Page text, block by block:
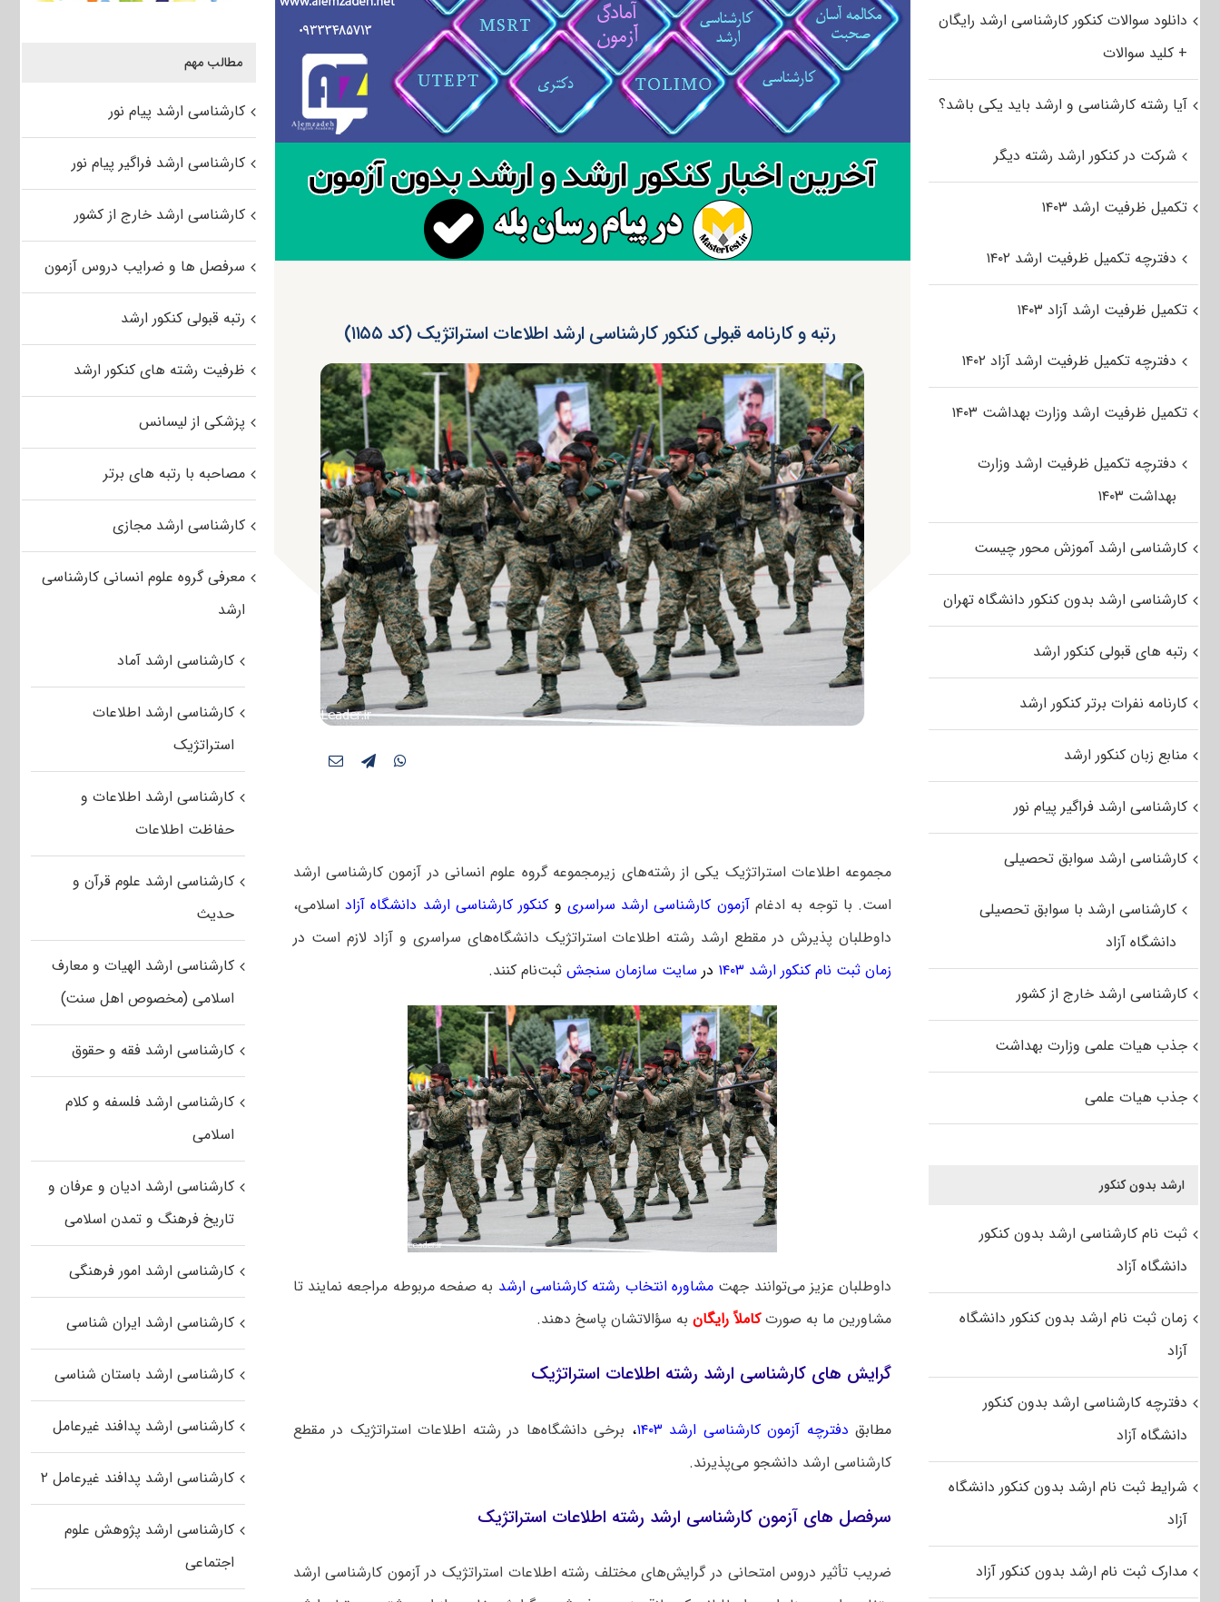
رتبه و کارنامه قبولی کنکور کارشناسی ارشد اطلاعات استراتژیک (کد ۱۱۵۵)
مجموعه اطلاعات استراتژیک یکی از رشته‌های زیرمجموعه گروه علوم انسانی در آزمون کارشناسی ارشد
است. با توجه به ادغامآزمون کارشناسی ارشد سراسری و کنکور کارشناسی ارشد دانشگاه آزاد اسلامی،
داوطلبان پذیرش در مقطع ارشد رشته اطلاعات استراتژیک دانشگاه‌های سراسری و آزاد لازم است در
زمان ثبت نام کنکور ارشد ۱۴۰۳
در سایت سازمان سنجشثبت‌نام کنند.
داوطلبان عزیز می‌توانند جهت مشاوره انتخاب رشته کارشناسی ارشد به صفحه مربوطه مراجعه نمایند تا
مشاورین ما به صورتکاملاً رایگانبه سؤالاتشان پاسخ دهند.
گرایش‌ های کارشناسی ارشد رشته اطلاعات استراتژیک
مطابق دفترچه آزمون کارشناسی ارشد ۱۴۰۳ ، برخی دانشگاه‌ها در رشته اطلاعات استراتژیک در مقطع
کارشناسی ارشد دانشجو می‌پذیرند.
سرفصل های آزمون کارشناسی ارشد رشته اطلاعات استراتژیک
ضریب تأثیر دروس امتحانی در گرایش‌های مختلف رشته اطلاعات استراتژیک در آزمون کارشناسی ارشد
مطالب مهم
کارشناسی ارشد پیام نور
کارشناسی ارشد فراگیر پیام نور
کارشناسی ارشد خارج از کشور
سرفصل ها و ضرایب دروس آزمون
رتبه قبولی کنکور ارشد
ظرفیت رشته های کنکور ارشد
پزشکی از لیسانس
مصاحبه با رتبه های برتر
کارشناسی ارشد مجازی
معرفی گروه علوم انسانی کارشناسی
ارشد
کارشناسی ارشد آماد
کارشناسی ارشد اطلاعات
استراتژیک
کارشناسی ارشد اطلاعات و
حفاظت اطلاعات
کارشناسی ارشد علوم قرآن و
حدیث
کارشناسی ارشد الهیات و معارف
اسلامی (مخصوص اهل سنت)
کارشناسی ارشد فقه و حقوق
کارشناسی ارشد فلسفه و کلام
اسلامی
کارشناسی ارشد ادیان و عرفان و
تاریخ فرهنگ و تمدن اسلامی
کارشناسی ارشد امور فرهنگی
کارشناسی ارشد ایران شناسی
کارشناسی ارشد باستان شناسی
کارشناسی ارشد پدافند غیرعامل
کارشناسی ارشد پدافند غیرعامل ۲
کارشناسی ارشد پژوهش علوم
اجتماعی
دانلود سوالات کنکور کارشناسی ارشد رایگان
+ کلید سوالات
آیا رشته کارشناسی و ارشد باید یکی باشد؟
شرکت در کنکور ارشد رشته دیگر
تکمیل ظرفیت ارشد ۱۴۰۳
دفترچه تکمیل ظرفیت ارشد ۱۴۰۲
تکمیل ظرفیت ارشد آزاد ۱۴۰۳
دفترچه تکمیل ظرفیت ارشد آزاد ۱۴۰۲
تکمیل ظرفیت ارشد وزارت بهداشت ۱۴۰۳
دفترچه تکمیل ظرفیت ارشد وزارت
بهداشت ۱۴۰۳
کارشناسی ارشد آموزش محور چیست
کارشناسی ارشد بدون کنکور دانشگاه تهران
رتبه های قبولی کنکور ارشد
کارنامه نفرات برتر کنکور ارشد
منابع زبان کنکور ارشد
کارشناسی ارشد فراگیر پیام نور
کارشناسی ارشد سوابق تحصیلی
کارشناسی ارشد با سوابق تحصیلی
دانشگاه آزاد
کارشناسی ارشد خارج از کشور
جذب هیات علمی وزارت بهداشت
جذب هیات علمی
ارشد بدون کنکور
ثبت نام کارشناسی ارشد بدون کنکور
دانشگاه آزاد
زمان ثبت نام ارشد بدون کنکور دانشگاه
آزاد
دفترچه کارشناسی ارشد بدون کنکور
دانشگاه آزاد
شرایط ثبت نام ارشد بدون کنکور دانشگاه
آزاد
مدارک ثبت نام ارشد بدون کنکور آزاد